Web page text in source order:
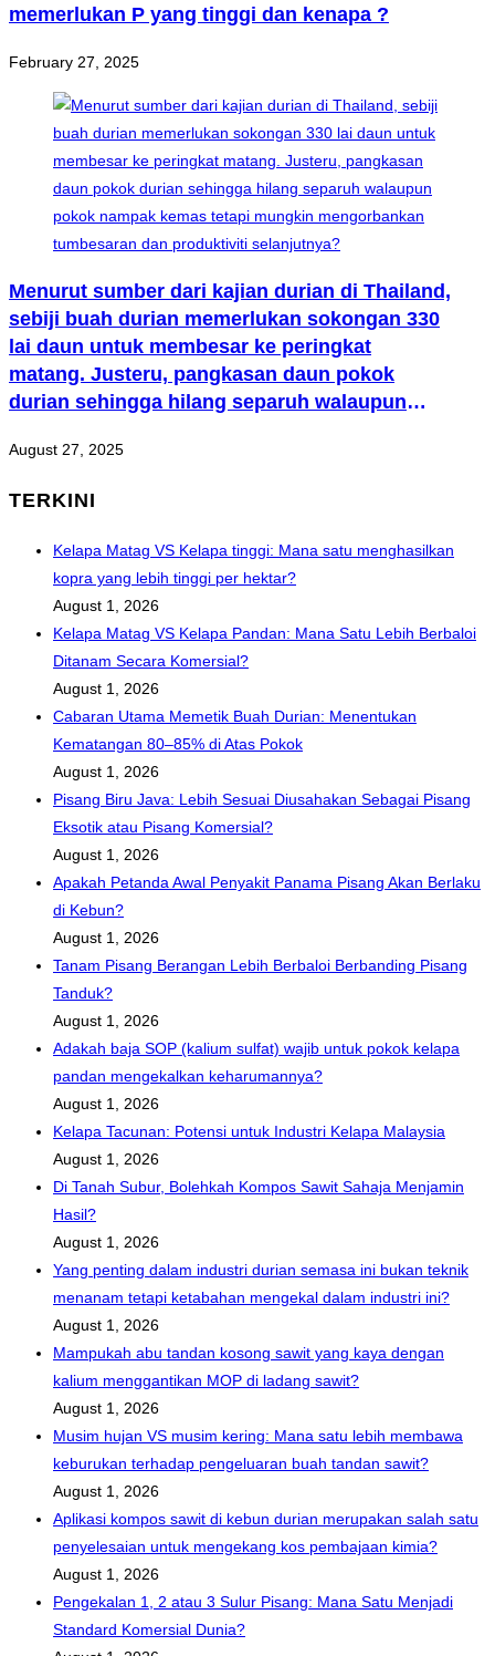
memerlukan P yang tinggi dan kenapa ?
February 27, 2025
Menurut sumber dari kajian durian di Thailand,
sebiji buah durian memerlukan sokongan 330
lai daun untuk membesar ke peringkat
matang. Justeru, pangkasan daun pokok
durian sehingga hilang separuh walaupun
mengorbankan tumbesaran dan produktiviti
August 27, 2025
TERKINI
Kelapa Matag VS Kelapa tinggi: Mana satu menghasilkan
kopra yang lebih tinggi per hektar?
August 1, 2026
Kelapa Matag VS Kelapa Pandan: Mana Satu Lebih Berbaloi
Ditanam Secara Komersial?
August 1, 2026
Cabaran Utama Memetik Buah Durian: Menentukan
Kematangan 80–85% di Atas Pokok
August 1, 2026
Pisang Biru Java: Lebih Sesuai Diusahakan Sebagai Pisang
Eksotik atau Pisang Komersial?
August 1, 2026
Apakah Petanda Awal Penyakit Panama Pisang Akan Berlaku
di Kebun?
August 1, 2026
Tanam Pisang Berangan Lebih Berbaloi Berbanding Pisang
Tanduk?
August 1, 2026
Adakah baja SOP (kalium sulfat) wajib untuk pokok kelapa
pandan mengekalkan keharumannya?
August 1, 2026
Kelapa Tacunan: Potensi untuk Industri Kelapa Malaysia
August 1, 2026
Di Tanah Subur, Bolehkah Kompos Sawit Sahaja Menjamin
Hasil?
August 1, 2026
Yang penting dalam industri durian semasa ini bukan teknik
menanam tetapi ketabahan mengekal dalam industri ini?
August 1, 2026
Mampukah abu tandan kosong sawit yang kaya dengan
kalium menggantikan MOP di ladang sawit?
August 1, 2026
Musim hujan VS musim kering: Mana satu lebih membawa
keburukan terhadap pengeluaran buah tandan sawit?
August 1, 2026
Aplikasi kompos sawit di kebun durian merupakan salah satu
penyelesaian untuk mengekang kos pembajaan kimia?
August 1, 2026
Pengekalan 1, 2 atau 3 Sulur Pisang: Mana Satu Menjadi
Standard Komersial Dunia?